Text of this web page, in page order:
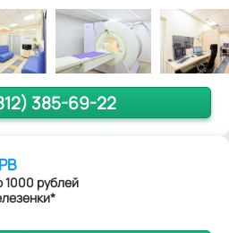
385-69-22
1000 рублей